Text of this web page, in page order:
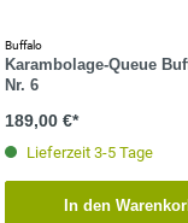
Buffalo
Karambolage-Queue
Nr. 6
189,00 €*
Lieferzeit 3-5 Tage
In den